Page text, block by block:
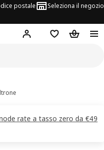
postale Seleziona il negozio
Hej! AccediLista deiCarrello
rate a tasso zero da €49